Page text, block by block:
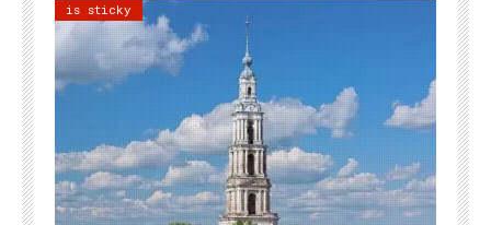
is sticky